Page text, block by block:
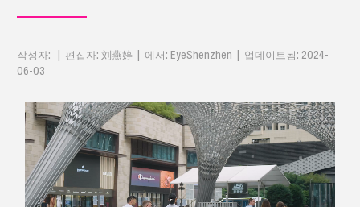
작성자: | 편집자: 刘燕婷 | 에서: EyeShenzhen | 업데이트됨: 2024-
06-03